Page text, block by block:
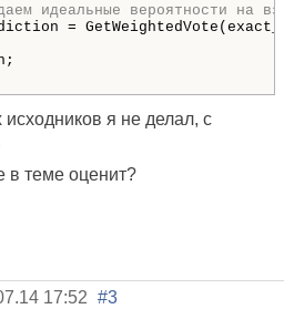
идеальные вероятности на
=
я не делал, с
в теме оценит?
17:52 #3